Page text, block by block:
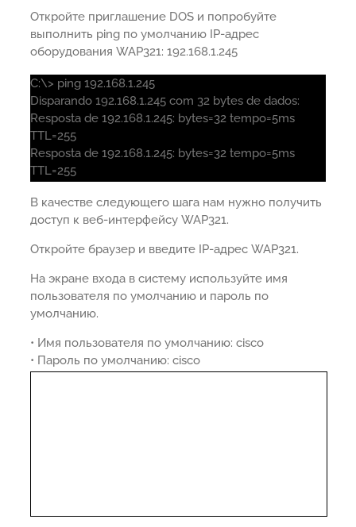
Откройте приглашение DOS и попробуйте
выполнить ping по умолчанию IP-адрес
оборудования WAP321: 192.168.1.245
C:\> ping 192.168.1.245
Disparando 192.168.1.245 com 32 bytes de dados:
Resposta de 192.168.1.245: bytes=32 tempo=5ms
TTL=255
Resposta de 192.168.1.245: bytes=32 tempo=5ms
TTL=255
В качестве следующего шага нам нужно получить
доступ к веб-интерфейсу WAP321.
Откройте браузер и введите IP-адрес WAP321.
На экране входа в систему используйте имя
пользователя по умолчанию и пароль по
умолчанию.
• Имя пользователя по умолчанию: cisco
• Пароль по умолчанию: cisco